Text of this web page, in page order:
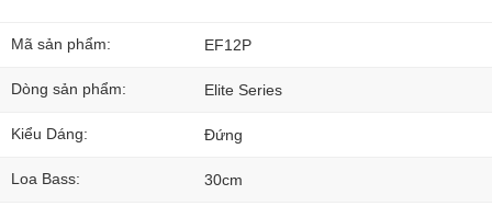
Mã sản phẩm: EF12P
Dòng sản phẩm: Elite Series
Kiểu Dáng: Đứng
Loa Bass: 30cm